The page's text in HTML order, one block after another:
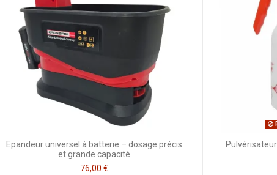
Epandeur universel à batterie – dosage précis
et grande capacité
76,00 €